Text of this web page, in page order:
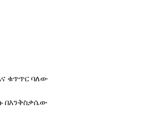
ቁጥጥር ባለው
በእንቅስቃሴው